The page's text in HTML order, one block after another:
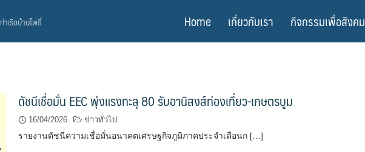
ท่าเรือบ้านโพธิ์ Home เกี่ยวกับเรา กิจกรรมเพื่อสังคม
ดัชนีเชื่อมั่น EEC พุ่งแรงทะลุ 80 รับอานิสงส์ท่องเที่ยว-เกษตรบูม
16/04/2026 ข่าวทั่วไป
รายงานดัชนีความเชื่อมั่นอนาคตเศรษฐกิจภูมิภาคประจำเดือนก […]